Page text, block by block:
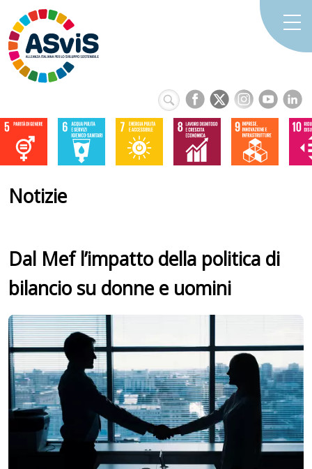
Notizie
Dal Mef l’impatto della politica di
bilancio su donne e uomini